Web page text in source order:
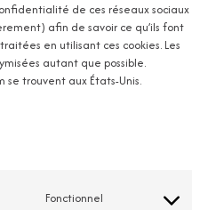
de ces réseaux sociaux
afin de savoir ce qu’ils font
en utilisant ces cookies. Les
autant que possible.
se trouvent aux États-Unis.
Fonctionnel